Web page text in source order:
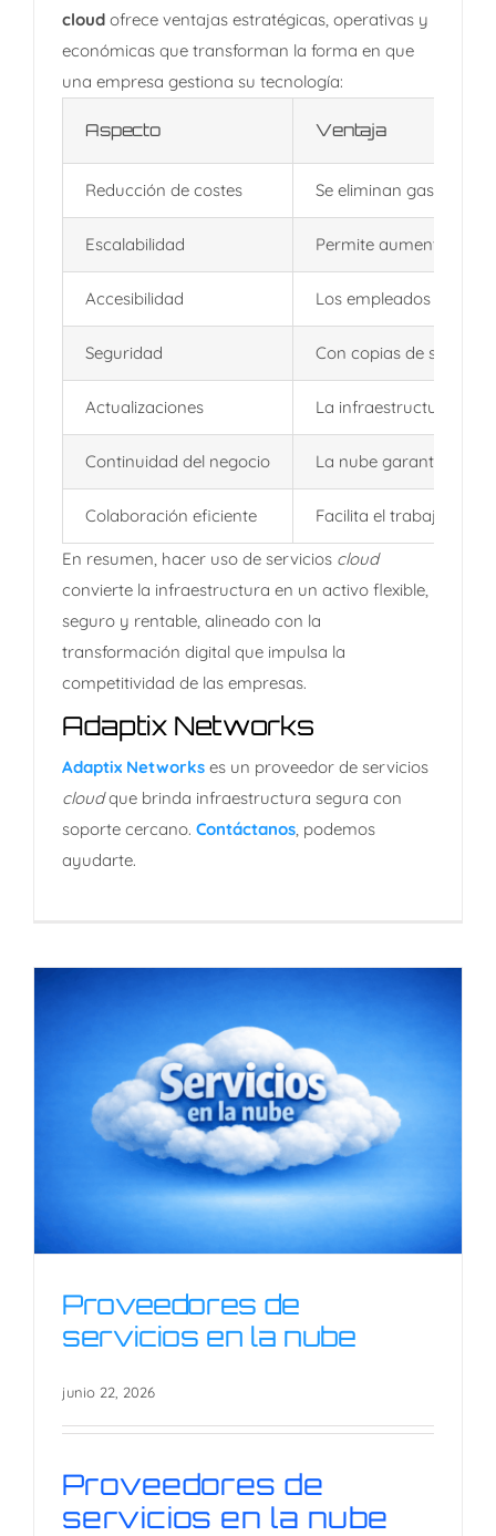
cloudofrece ventajas estratégicas, operativas y
económicas que transforman la forma en que
una empresa gestiona su tecnología:
Aspecto Ventaja
Reducción de costes Se eliminan gastos en
Escalabilidad Permite aumentar o
Accesibilidad Los empleados
Seguridad Con copias de
Actualizaciones La infraestructura se
Continuidad del negocio La nube garantiza
Colaboración eficiente Facilita el trabajo en
En resumen, hacer uso de servicios cloud
convierte la infraestructura en un activo flexible,
seguro y rentable, alineado con la
transformación digital que impulsa la
competitividad de las empresas.
Adaptix Networks
Adaptix Networkses un proveedor de servicios
cloudque brinda infraestructura segura con
soporte cercano. Contáctanos, podemos
ayudarte.
Proveedores de
servicios en la nube
junio 22, 2026
Proveedores de
servicios en la nube